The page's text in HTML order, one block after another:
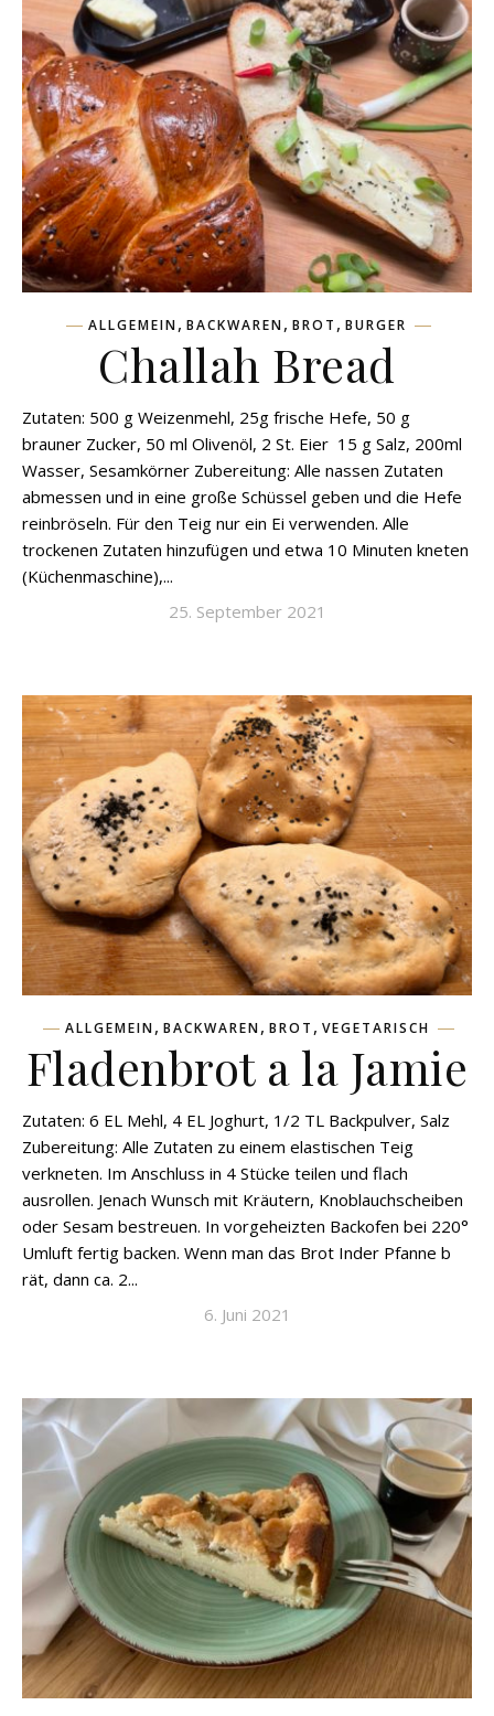
ALLGEMEIN, BACKWAREN, BROT , BURGER
Challah Bread
Zutaten: 500 g Weizenmehl, 25g frische Hefe, 50 g
brauner Zucker, 50 ml Olivenöl, 2 St. Eier 15 g Salz, 200ml
Wasser, Sesamkörner Zubereitung: Alle nassen Zutaten
abmessen und in eine große Schüssel geben und die Hefe
reinbröseln. Für den Teig nur ein Ei verwenden. Alle
trockenen Zutaten hinzufügen und etwa 10 Minuten kneten
(Küchenmaschine),...
25. September 2021
ALLGEMEIN, BACKWAREN, BROT , VEGETARISCH
Fladenbrot a la Jamie
Zutaten: 6 EL Mehl, 4 EL Joghurt, 1/2 TL Backpulver, Salz
Zubereitung: Alle Zutaten zu einem elastischen Teig
verkneten. Im Anschluss in 4 Stücke teilen und flach
ausrollen. Jenach Wunsch mit Kräutern, Knoblauchscheiben
oder Sesam bestreuen. In vorgeheizten Backofen bei 220°
Umluft fertig backen. Wenn man das Brot Inder Pfanne b
rät, dann ca. 2...
6. Juni 2021